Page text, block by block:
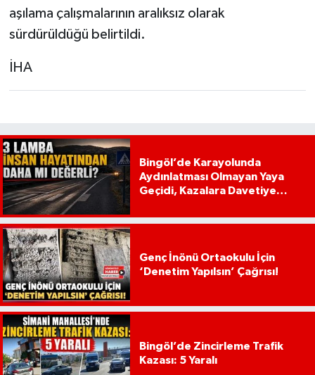
aşılama çalışmalarının aralıksız olarak
sürdürüldüğü belirtildi.
İHA
Bingöl’de Karayolunda
Aydınlatması Olmayan Yaya
Geçidi, Kazalara Davetiye
Genç İnönü Ortaokulu İçin
‘Denetim Yapılsın’ Çağrısı!
Bingöl’de Zincirleme Trafik
Kazası: 5 Yaralı